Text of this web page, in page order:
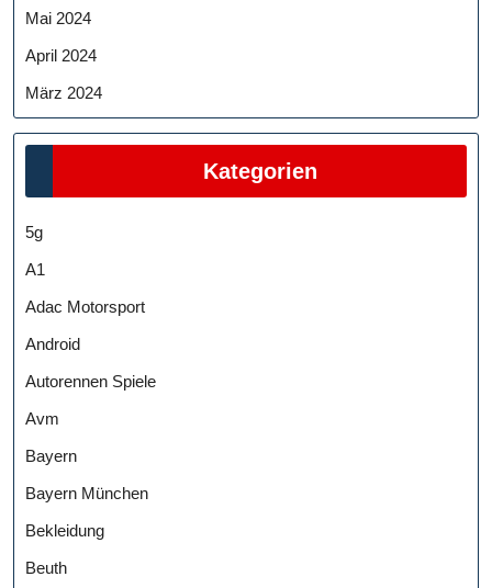
Mai 2024
April 2024
März 2024
Kategorien
5g
A1
Adac Motorsport
Android
Autorennen Spiele
Avm
Bayern
Bayern München
Bekleidung
Beuth